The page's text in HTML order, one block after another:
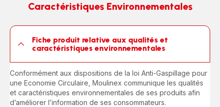
Caractéristiques Environnementales
Fiche produit relative aux qualités et
caractéristiques environnementales
Conformément aux dispositions de la loi Anti-Gaspillage pour
une Economie Circulaire, Moulinex communique les qualités
et caractéristiques environnementales de ses produits afin
d’améliorer l’information de ses consommateurs.